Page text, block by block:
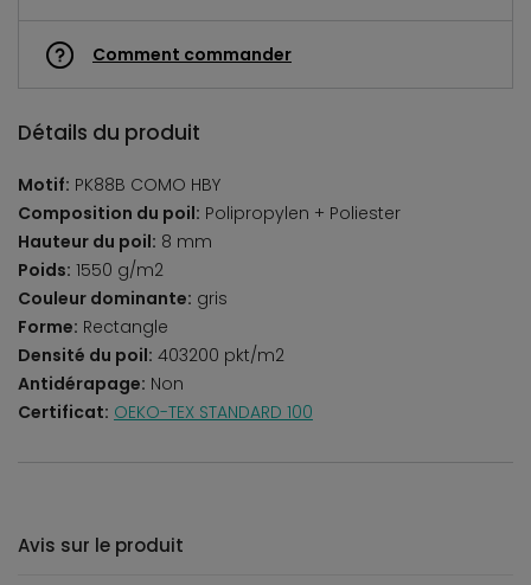
Comment commander
Détails du produit
Motif: PK88B COMO HBY
Composition du poil: Polipropylen + Poliester
Hauteur du poil: 8 mm
Poids: 1550 g/m2
Couleur dominante: gris
Forme: Rectangle
Densité du poil: 403200 pkt/m2
Antidérapage: Non
Certificat: OEKO-TEX STANDARD 100
Avis sur le produit